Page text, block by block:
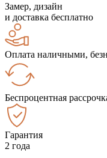
Замер, дизайн
и доставка бесплатно
Оплата наличными,
Беспроцентная
Гарантия
2 года